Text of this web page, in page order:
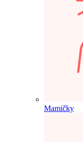
Mamičky